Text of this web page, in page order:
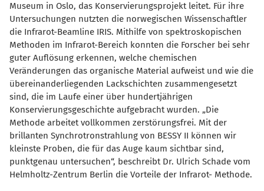
Museum in Oslo, das Konservierungsprojekt leitet. Für ihre
Untersuchungen nutzten die norwegischen Wissenschaftler
die Infrarot-Beamline IRIS. Mithilfe von spektroskopischen
Methoden im Infrarot-Bereich konnten die Forscher bei sehr
guter Auflösung erkennen, welche chemischen
Veränderungen das organische Material aufweist und wie die
übereinanderliegenden Lackschichten zusammengesetzt
sind, die im Laufe einer über hundertjährigen
Konservierungsgeschichte aufgebracht wurden. „Die
Methode arbeitet vollkommen zerstörungsfrei. Mit der
brillanten Synchrotronstrahlung von BESSY II können wir
kleinste Proben, die für das Auge kaum sichtbar sind,
punktgenau untersuchen“, beschreibt Dr. Ulrich Schade vom
Helmholtz-Zentrum Berlin die Vorteile der Infrarot- Methode.